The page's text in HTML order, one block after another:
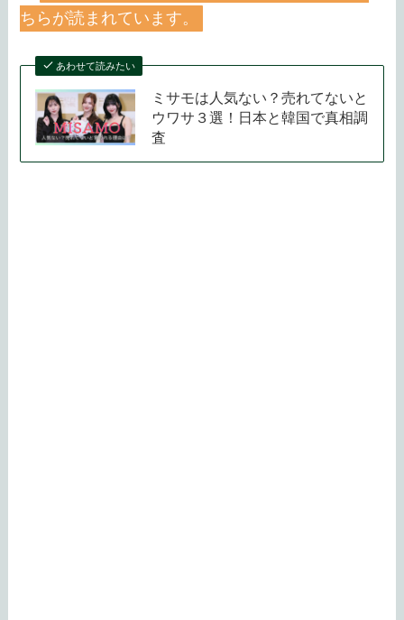
ちらが読まれています。
あわせて読みたい
ミサモは人気ない？売れてないと
ウワサ３選！日本と韓国で真相調
査